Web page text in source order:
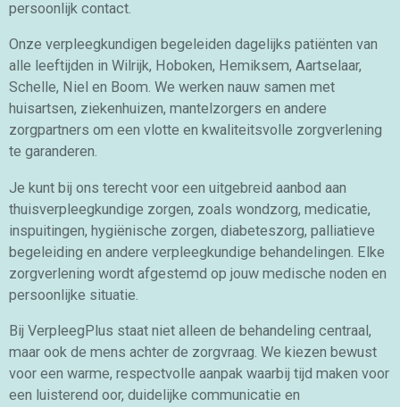
persoonlijk contact.
Onze verpleegkundigen begeleiden dagelijks patiënten van
alle leeftijden in Wilrijk, Hoboken, Hemiksem, Aartselaar,
Schelle, Niel en Boom. We werken nauw samen met
huisartsen, ziekenhuizen, mantelzorgers en andere
zorgpartners om een vlotte en kwaliteitsvolle zorgverlening
te garanderen.
Je kunt bij ons terecht voor een uitgebreid aanbod aan
thuisverpleegkundige zorgen, zoals wondzorg, medicatie,
inspuitingen, hygiënische zorgen, diabeteszorg, palliatieve
begeleiding en andere verpleegkundige behandelingen. Elke
zorgverlening wordt afgestemd op jouw medische noden en
persoonlijke situatie.
Bij VerpleegPlus staat niet alleen de behandeling centraal,
maar ook de mens achter de zorgvraag. We kiezen bewust
voor een warme, respectvolle aanpak waarbij tijd maken voor
een luisterend oor, duidelijke communicatie en